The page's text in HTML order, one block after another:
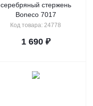
серебряный стержень
Boneco 7017
Код товара: 24778
1 690₽